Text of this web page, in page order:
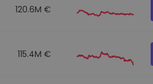
120.6M €
115.4M €